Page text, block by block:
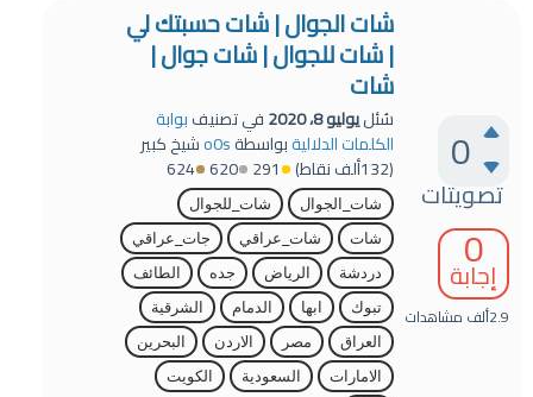
0
تصويتات
0
إجابة
2.9ألف مشاهدات
شات الجوال | شات حسبتك لي
| شات للجوال | شات جوال |
شات
سُئليوليو 8، 2020 في تصنيفبوابة
الكلمات الدلاليةبواسطةo0sشيخ كبير
(132ألف نقاط) 291
620
624
شات_الجوال
شات_للجوال
شات
شات_عراقي
جات_عراقي
دردشة
الرياض جده
الطائف
تبوك
ابها الدمام
الشرقية
العراق
مصر الاردن
البحرين
الامارات
السعودية
الكويت